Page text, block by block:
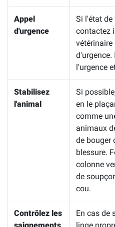
Appel
d'urgence
Si l'état de
contactez
vétérinaire
d'urgence.
l'urgence
Stabilisez
l'animal
Si
en le
comme
animaux
de bouger
blessure.
colonne
de
cou.
Contrôlez les
En cas de